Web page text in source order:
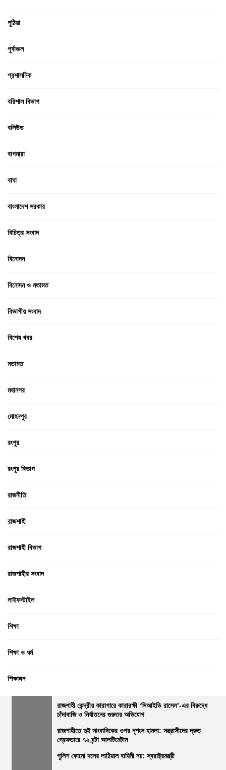
রাজশাহী কেন্দ্রীয় কারাগারে কারারক্ষী ‘সিআইডি রাসেল’-এর বিরুদ্ধে
চাঁদাবাজি ও নির্যাতনের গুরুতর অভিযোগ
রাজশাহীতে দুই সাংবাদিকের ওপর নৃশংস হামলা: সন্ত্রাসীদের দ্রুত
গ্রেফতারে ৭২ ঘন্টা আলটিমেটাম
পুলিশ কোনো দলের লাঠিয়াল বাহিনী নয়: স্বরাষ্ট্রমন্ত্রী
পুঠিয়া
পুর্বাঞ্চল
প্রশাসনিক
বরিশাল বিভাগ
বলিউড
বাগমারা
বাঘা
বাংলাদেশ সরকার
বিচিত্র সংবাদ
বিনোদন
বিনোদন ও মতামত
বিভাগীয় সংবাদ
বিশেষ খবর
মতামত
মহানগর
মোহনপুর
রংপুর
রংপুর বিভাগ
রাজনীতি
রাজশাহী
রাজশাহী বিভাগ
রাজশাহীর সংবাদ
লাইফস্টাইল
শিক্ষা
শিক্ষা ও ধর্ম
শিক্ষাঙ্গন